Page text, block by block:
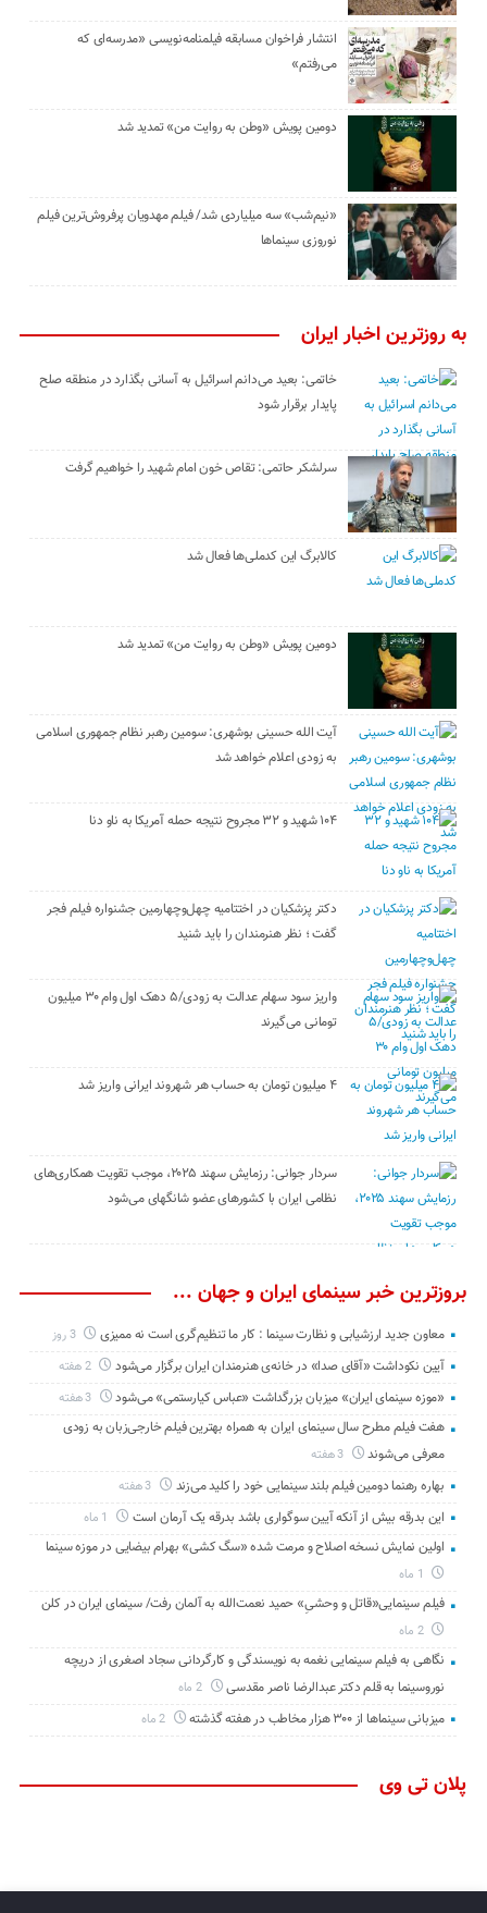
انتشار فراخوان مسابقه فیلمنامه‌نویسی «مدرسه‌ای که
می‌رفتم»
دومین پویش «وطن به روایت من» تمدید شد
«نیم‌شب» سه میلیاردی شد/ فیلم مهدویان پرفروش‌ترین فیلم
نوروزی سینماها
به روزترین اخبار ایران
خاتمی: بعید می‌دانم اسرائیل به آسانی بگذارد در منطقه صلح
پایدار برقرار شود
سرلشکر حاتمی: تقاص خون امام شهید را خواهیم گرفت
کالابرگ این کدملی‌ها فعال شد
دومین پویش «وطن به روایت من» تمدید شد
آیت الله حسینی بوشهری: سومین رهبر نظام جمهوری اسلامی
به زودی اعلام خواهد شد
۱۰۴ شهید و ۳۲ مجروح نتیجه حمله آمریکا به ناو دنا
دکتر پزشکیان در اختتامیه چهل‌وچهارمین جشنواره فیلم فجر
گفت ؛ نظر هنرمندان را باید شنید
واریز سود سهام عدالت به زودی/۵ دهک اول وام ۳۰ میلیون
تومانی می‌گیرند
۴ میلیون تومان به حساب هر شهروند ایرانی واریز شد
سردار جوانی: رزمایش سهند ۲۰۲۵، موجب تقویت همکاری‌های
نظامی ایران با کشور‌های عضو شانگهای می‌شود
بروزترین خبر سینمای ایران و جهان ...
معاون جدید ارزشیابی و نظارت سینما : کار ما تنظیم‌گری است نه ممیزی 3 روز
آیین نکوداشت «آقای صدا» در خانه‌ی هنرمندان ایران برگزار می‌شود 2 هفته
«موزه سینمای ایران» میزبان بزرگداشت «عباس کیارستمی» می‌شود 3 هفته
هفت فیلم مطرح سال سینمای ایران به همراه بهترین فیلم خارجی‌زبان به زودی
معرفی می‌شوند
3 هفته
بهاره رهنما دومین فیلم بلند سینمایی خود را کلید می‌زند
این بدرقه بیش از آنکه آیین سوگواری باشد بدرقه یک آرمان است
اولین نمایش نسخه اصلاح و مرمت شده «سگ کشی» بهرام بیضایی در موزه سینما
فیلم سینمایی«قاتل و وحشیِ» حمید نعمت‌الله به آلمان رفت/ سینمای ایران در کلن
2 ماه
نگاهی به فیلم سینمایی نغمه به نویسندگی و کارگردانی سجاد اصغری از دریچه
نوروسینما به قلم دکتر عبدالرضا ناصر مقدسی
2 ماه
میزبانی سینماها از ۳۰۰ هزار مخاطب در هفته گذشته 2 ماه
پلان تی وی